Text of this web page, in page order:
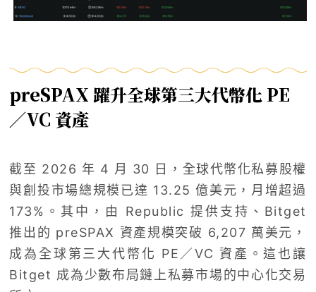
preSPAX 躍升全球第三大代幣化 PE
／VC 資產
截至 2026 年 4 月 30 日，全球代幣化私募股權
與創投市場總規模已達 13.25 億美元，月增超過
173%。其中，由 Republic 提供支持、Bitget
推出的 preSPAX 資產規模突破 6,207 萬美元，
成為全球第三大代幣化 PE／VC 資產。這也讓
Bitget 成為少數布局鏈上私募市場的中心化交易